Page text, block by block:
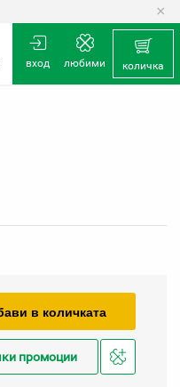
×
вход любими количка
в количката
промоции
Добави